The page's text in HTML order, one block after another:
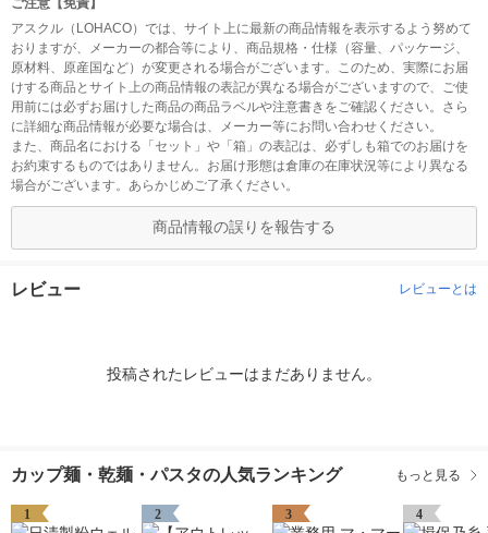
ご注意【免責】
アスクル（LOHACO）では、サイト上に最新の商品情報を表示するよう努めて
おりますが、メーカーの都合等により、商品規格・仕様（容量、パッケージ、
原材料、原産国など）が変更される場合がございます。このため、実際にお届
けする商品とサイト上の商品情報の表記が異なる場合がございますので、ご使
用前には必ずお届けした商品の商品ラベルや注意書きをご確認ください。さら
に詳細な商品情報が必要な場合は、メーカー等にお問い合わせください。
また、商品名における「セット」や「箱」の表記は、必ずしも箱でのお届けを
お約束するものではありません。お届け形態は倉庫の在庫状況等により異なる
場合がございます。あらかじめご了承ください。
商品情報の誤りを報告する
レビュー レビューとは
投稿されたレビューはまだありません。
カップ麺・乾麺・パスタの人気ランキング もっと見る
1 2 3 4